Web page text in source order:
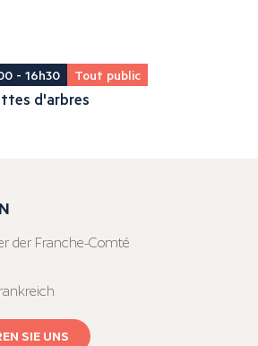
- 16h30 Tout public
d'arbres
der Franche-Comté
SIE UNS